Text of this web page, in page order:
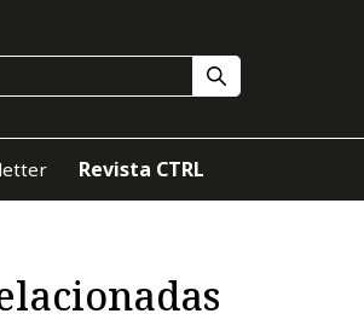
Revista CTRL